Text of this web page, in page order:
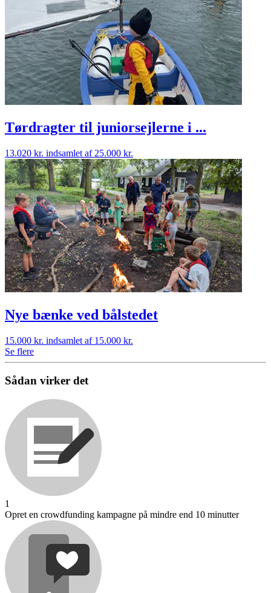
Tørdragter til juniorsejlerne i ...
13.020 kr. indsamlet af 25.000 kr.
Nye bænke ved bålstedet
15.000 kr. indsamlet af 15.000 kr.
Se flere
Sådan virker det
1
Opret en crowdfunding kampagne på mindre end 10 minutter